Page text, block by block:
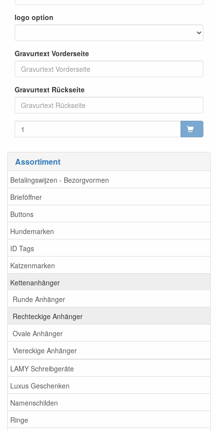
Assortiment
Betalingswijzen - Bezorgvormen
Brieföffner
Buttons
Hundemarken
ID Tags
Katzenmarken
Kettenanhänger
Runde Anhänger
Rechteckige Anhänger
Ovale Anhänger
Viereckige Anhänger
LAMY Schreibgeräte
Luxus Geschenken
Namenschilden
Ringe
logo option
Gravurtext Vorderseite
Gravurtext Rückseite